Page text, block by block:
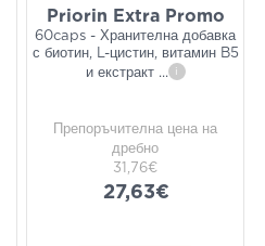
Priorin Extra Promo
60caps - Хранителна добавка
с биотин, L-цистин, витамин B5
и екстракт ... i
Препоръчителна цена на
дребно
31,76€
27,63€